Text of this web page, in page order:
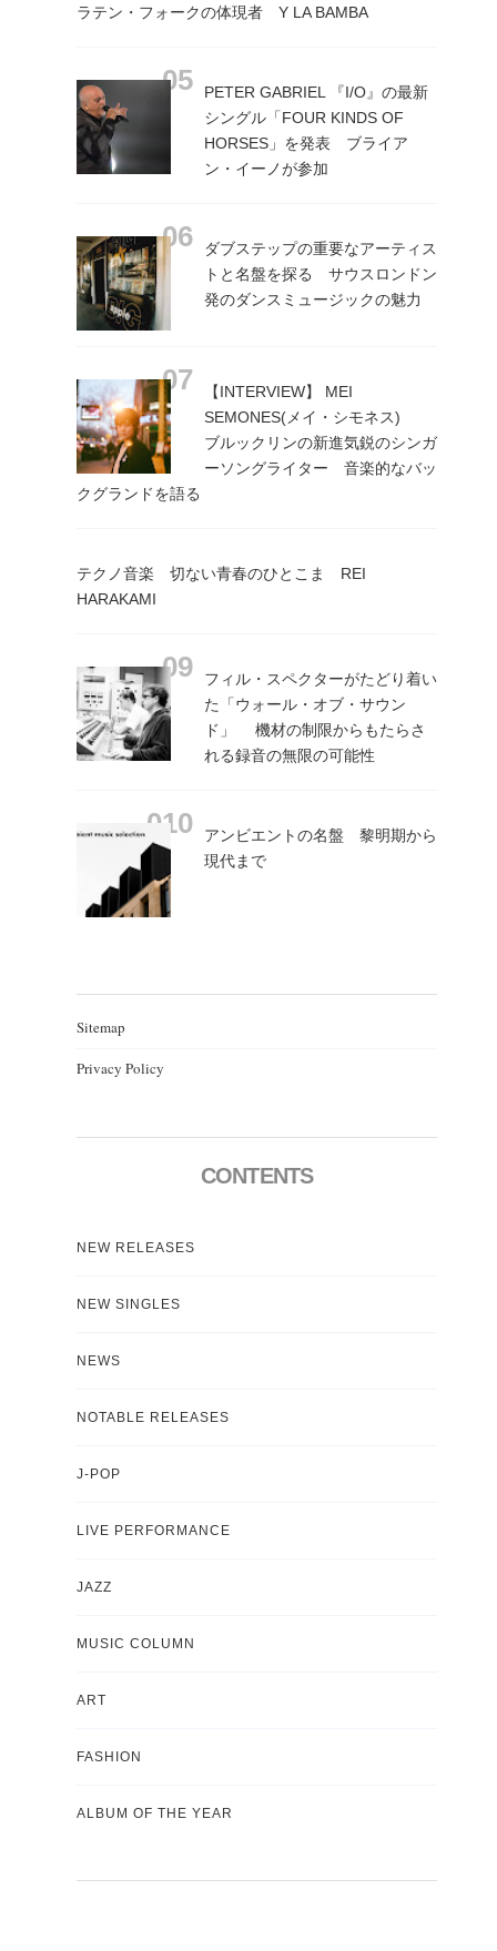
ラテン・フォークの体現者 Y LA BAMBA
PETER GABRIEL 『I/O』の最新
シングル「FOUR KINDS OF
HORSES」を発表 ブライア
ン・イーノが参加
ダブステップの重要なアーティス
トと名盤を探る サウスロンドン
発のダンスミュージックの魅力
【INTERVIEW】 MEI
SEMONES(メイ・シモネス)
ブルックリンの新進気鋭のシンガ
ーソングライター 音楽的なバッ
クグランドを語る
テクノ音楽 切ない青春のひとこま REI
HARAKAMI
フィル・スペクターがたどり着い
た「ウォール・オブ・サウン
ド」 機材の制限からもたらさ
れる録音の無限の可能性
アンビエントの名盤 黎明期から
現代まで
Sitemap
Privacy Policy
CONTENTS
NEW RELEASES
NEW SINGLES
NEWS
NOTABLE RELEASES
J-POP
LIVE PERFORMANCE
JAZZ
MUSIC COLUMN
ART
FASHION
ALBUM OF THE YEAR